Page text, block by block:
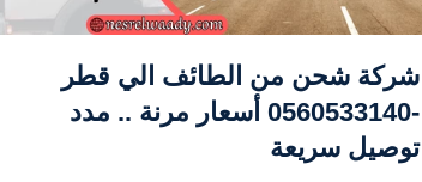
شركة شحن من الطائف الي قطر
-0560533140 أسعار مرنة .. مدد
توصيل سريعة